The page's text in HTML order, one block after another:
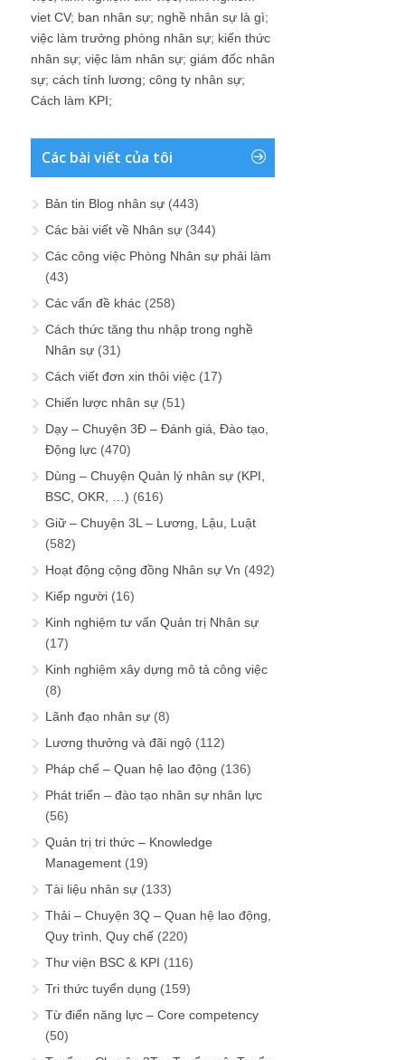
viet CV; ban nhân sự; nghề nhân sự là gì;
việc làm trưởng phòng nhân sự; kiến thức
nhân sự; việc làm nhân sự; giám đốc nhân
sự; cách tính lương; công ty nhân sự;
Cách làm KPI;
Các bài viết của tôi
Bản tin Blog nhân sự (443)
Các bài viết về Nhân sự (344)
Các công việc Phòng Nhân sự phải làm
(43)
Các vấn đề khác (258)
Cách thức tăng thu nhập trong nghề
Nhân sự (31)
Cách viết đơn xin thôi việc (17)
Chiến lược nhân sự (51)
Dạy – Chuyện 3Đ – Đánh giá, Đào tạo,
Động lực (470)
Dùng – Chuyện Quản lý nhân sự (KPI,
BSC, OKR, …) (616)
Giữ – Chuyện 3L – Lương, Lậu, Luật
(582)
Hoạt động cộng đồng Nhân sự Vn (492)
Kiếp người (16)
Kinh nghiệm tư vấn Quản trị Nhân sự
(17)
Kinh nghiệm xây dựng mô tả công việc
(8)
Lãnh đạo nhân sự (8)
Lương thưởng và đãi ngộ (112)
Pháp chế – Quan hệ lao động (136)
Phát triển – đào tạo nhân sự nhân lực
(56)
Quản trị tri thức – Knowledge
Management (19)
Tài liệu nhân sự (133)
Thải – Chuyện 3Q – Quan hệ lao động,
Quy trình, Quy chế (220)
Thư viện BSC & KPI (116)
Tri thức tuyển dụng (159)
Từ điển năng lực – Core competency
(50)